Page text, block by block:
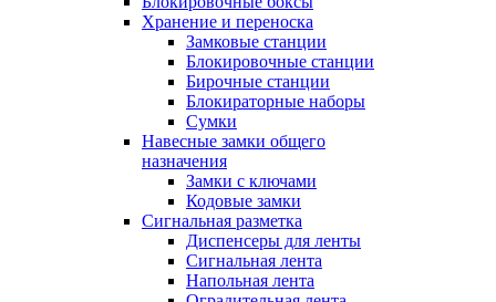
Хранение и переноска
Замковые станции
Блокировочные станции
Бирочные станции
Блокираторные наборы
Сумки
Навесные замки общего
назначения
Замки с ключами
Кодовые замки
Сигнальная разметка
Диспенсеры для ленты
Сигнальная лента
Напольная лента